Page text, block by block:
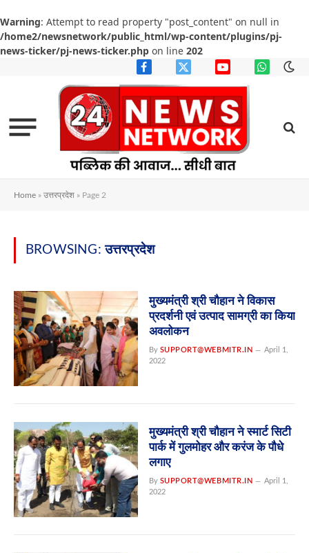
Warning: Attempt to read property "post_content" on null in
/home2/newsnetwork/public_html/wp-content/plugins/pj-
news-ticker/pj-news-ticker.php on line 202
FacebookX
(Twitter)
YouTubeWhatsApp
Home » उत्तरप्रदेश » Page 2
BROWSING:उत्तरप्रदेश
मुख्यमंत्री श्री चौहान ने विकास
प्रदर्शनी एवं उत्पाद सामग्री का किया
अवलोकन
By SUPPORT@WEBMITR.IN
April 1,
2022
मुख्यमंत्री श्री चौहान ने स्मार्ट सिटी
पार्क में गुलमोहर और करंज के पौधे
लगाए
By SUPPORT@WEBMITR.IN
April 1,
2022